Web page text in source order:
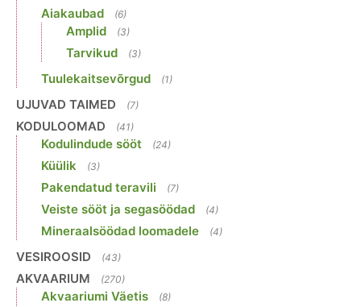
Aiakaubad (6)
Amplid (3)
Tarvikud (3)
Tuulekaitsevõrgud (1)
UJUVAD TAIMED (7)
KODULOOMAD (41)
Kodulindude sööt (24)
Küülik (3)
Pakendatud teravili (7)
Veiste sööt ja segasöödad (4)
Mineraalsöödad loomadele (4)
VESIROOSID (43)
AKVAARIUM (270)
Akvaariumi Väetis (8)